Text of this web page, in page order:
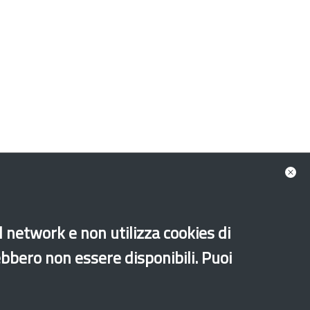
e non utilizza cookies di
non essere disponibili. Puoi